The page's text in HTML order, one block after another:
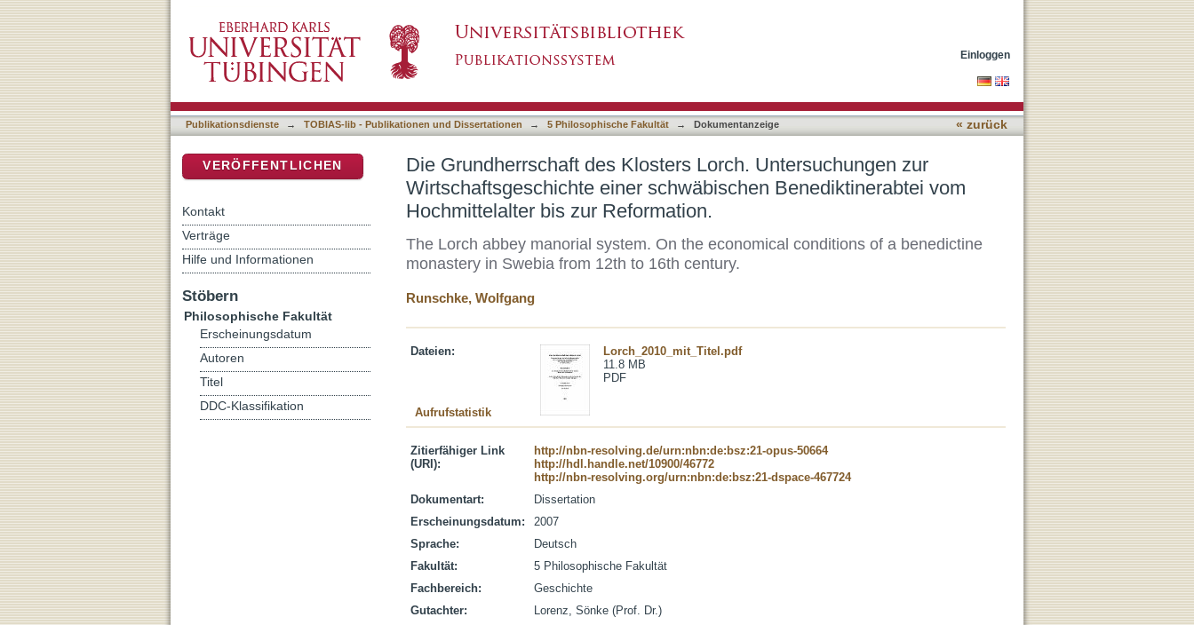
schwäbischen Benediktinerabtei vom Hochmittelalter bis zur Reformation.
Einloggen
Publikationsdienste → TOBIAS-lib - Publikationen und Dissertationen → 5 Philosophische Fakultät → Dokumentanzeige « zurück
Die Grundherrschaft des Klosters Lorch. Untersuchungen zur
Wirtschaftsgeschichte einer schwäbischen Benediktinerabtei vom
Hochmittelalter bis zur Reformation.
The Lorch abbey manorial system. On the economical conditions of a benedictine
monastery in Swebia from 12th to 16th century.
Runschke, Wolfgang
Dateien:
Lorch_2010_mit_Titel.pdf
11.8 MB
PDF
Aufrufstatistik
Zitierfähiger Link
(URI):
http://nbn-resolving.de/urn:nbn:de:bsz:21-opus-50664
http://hdl.handle.net/10900/46772
http://nbn-resolving.org/urn:nbn:de:bsz:21-dspace-467724
Dokumentart:
Dissertation
Erscheinungsdatum:
2007
Sprache:
Deutsch
Fakultät:
5 Philosophische Fakultät
Fachbereich:
Geschichte
Gutachter:
Lorenz, Sönke (Prof. Dr.)
VERÖFFENTLICHEN
Kontakt
Verträge
Hilfe und Informationen
Stöbern
Philosophische Fakultät
Erscheinungsdatum
Autoren
Titel
DDC-Klassifikation